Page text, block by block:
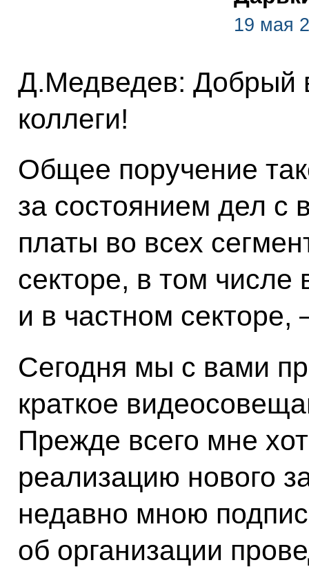
19 мая
Д.Медведев: Добрый
коллеги!
Общее поручение
за состоянием дел с
платы во всех
секторе, в том
и в частном секторе,
Сегодня мы с вами
краткое
Прежде всего мне
реализацию нового
недавно мною
об организации